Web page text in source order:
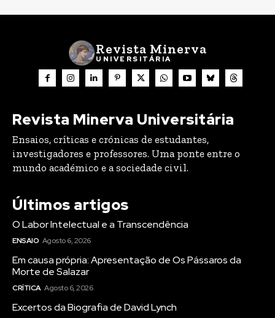
Revista Minerva
UNIVERSITÁRIA
Revista Minerva Universitária
Ensaios, críticas e crónicas de estudantes,
investigadores e professores. Uma ponte entre o
mundo académico e a sociedade civil.
Últimos artigos
O Labor Intelectual e a Transcendência
ENSAIO Agosto 6, 2026
Em causa própria: Apresentação de Os Pássaros da
Morte de Salazar
CRÍTICA Agosto 6, 2026
Excertos da Biografia de David Lynch